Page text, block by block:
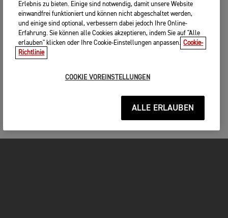
Erlebnis zu bieten. Einige sind notwendig, damit unsere Website
einwandfrei funktioniert und können nicht abgeschaltet werden,
und einige sind optional, verbessern dabei jedoch Ihre Online-
Erfahrung. Sie können alle Cookies akzeptieren, indem Sie auf "Alle
erlauben" klicken oder Ihre Cookie-Einstellungen anpassen. Cookie-
Richtlinie
COOKIE VOREINSTELLUNGEN
ALLE ERLAUBEN